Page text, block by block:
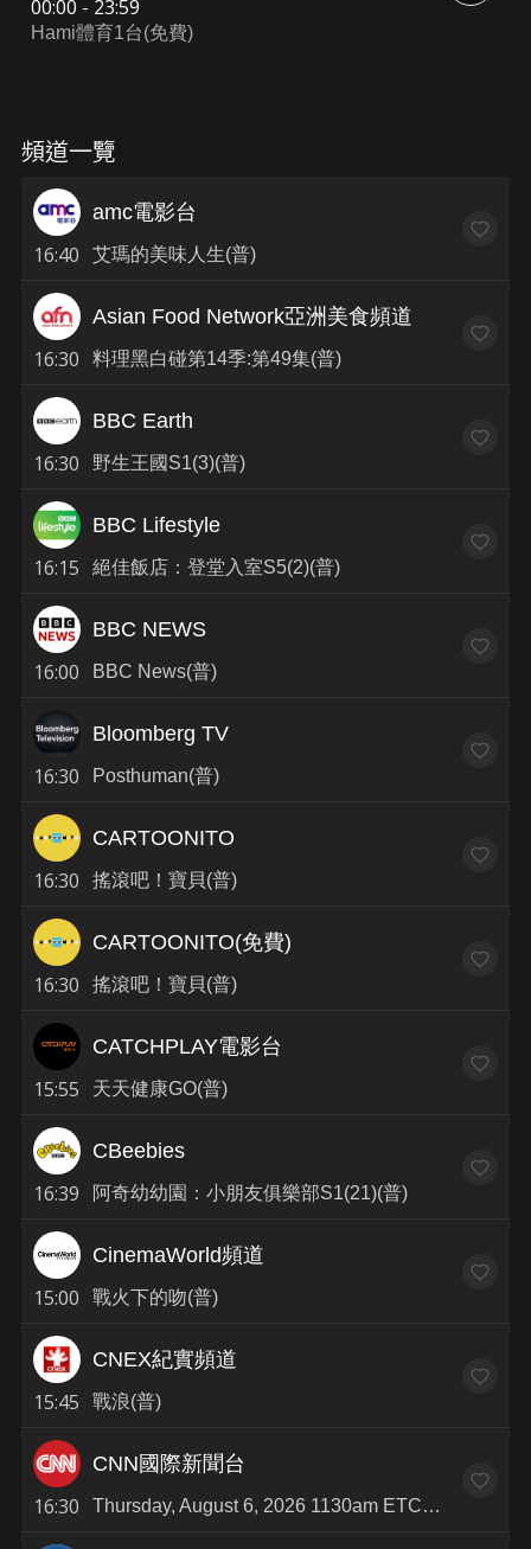
00:00 - 23:59
Hami體育1台(免費)
頻道一覽
16:40
amc電影台
艾瑪的美味人生(普)
16:30
Asian Food Network亞洲美食頻道
料理黑白碰第14季:第49集(普)
16:30
BBC Earth
野生王國S1(3)(普)
16:15
BBC Lifestyle
絕佳飯店：登堂入室S5(2)(普)
16:00
BBC NEWS
BBC News(普)
16:30
Bloomberg TV
Posthuman(普)
16:30
CARTOONITO
搖滾吧！寶貝(普)
16:30
CARTOONITO(免費)
搖滾吧！寶貝(普)
15:55
CATCHPLAY電影台
天天健康GO(普)
16:39
CBeebies
阿奇幼幼園：小朋友俱樂部S1(21)(普)
15:00
CinemaWorld頻道
戰火下的吻(普)
15:45
CNEX紀實頻道
戰浪(普)
16:30
CNN國際新聞台
Thursday, August 6, 2026 1130am ETCNN Creators